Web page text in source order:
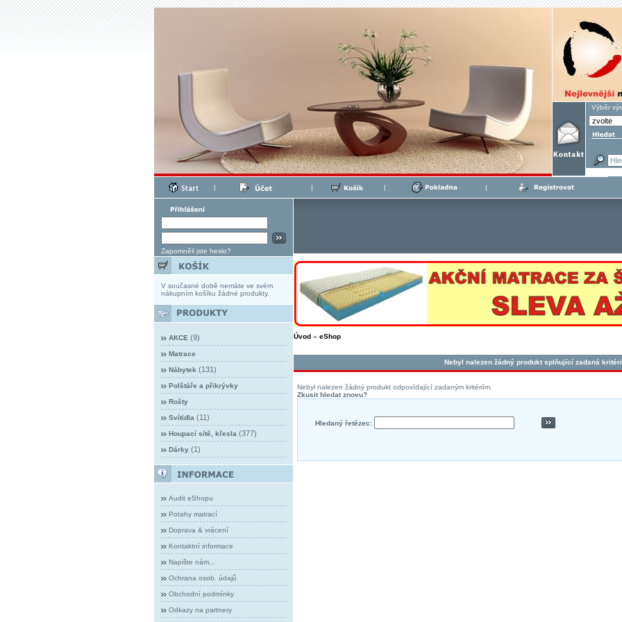
Výběr
| | | |
Zapomněli jste heslo?
V současné době nemáte ve svém
nákupním košíku žádné produkty.
AKCE (9)
Matrace
Nábytek (131)
Polštáře a přikrývky
Rošty
Svítidla (11)
Houpací sítě, křesla (377)
Dárky(1)
Audit eShopu
Potahy matrací
Doprava & vrácení
Kontaktní informace
Napište nám...
Ochrana osob. údajů
Obchodní podmínky
Odkazy na partnery
Úvod» eShop
Nebyl nalezen žádný produkt splňující zadaná
Nebyl nalezen žádný produkt odpovídající zadaným kritériím.
Zkusit hledat znovu?
Hledaný řetězec: